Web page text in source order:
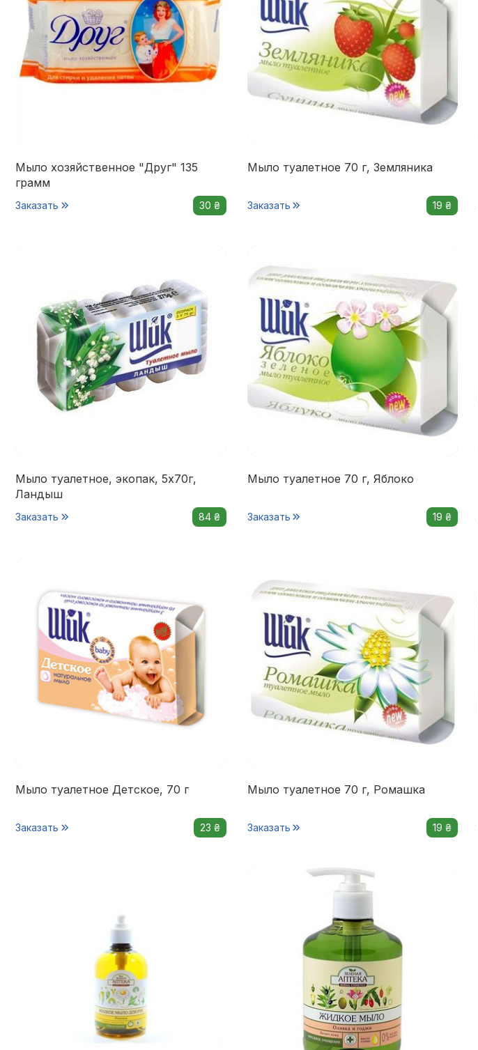
Мыло хозяйственное "Друг" 135
грамм
Заказать 30 ₴
Мыло туалетное 70 г, Земляника
Заказать 19 ₴
Мыло туалетное, экопак, 5х70г,
Ландыш
Заказать 84 ₴
Мыло туалетное 70 г, Яблоко
Заказать 19 ₴
Мыло туалетное Детское, 70 г
Заказать 23 ₴
Мыло туалетное 70 г, Ромашка
Заказать 19 ₴